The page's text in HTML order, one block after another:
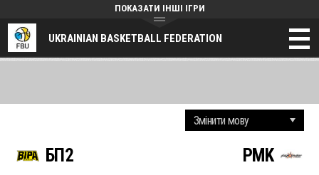
UKRAINIAN BASKETBALL FEDERATION
ПОКАЗАТИ ІНШІ ІГРИ
БП2 PMK